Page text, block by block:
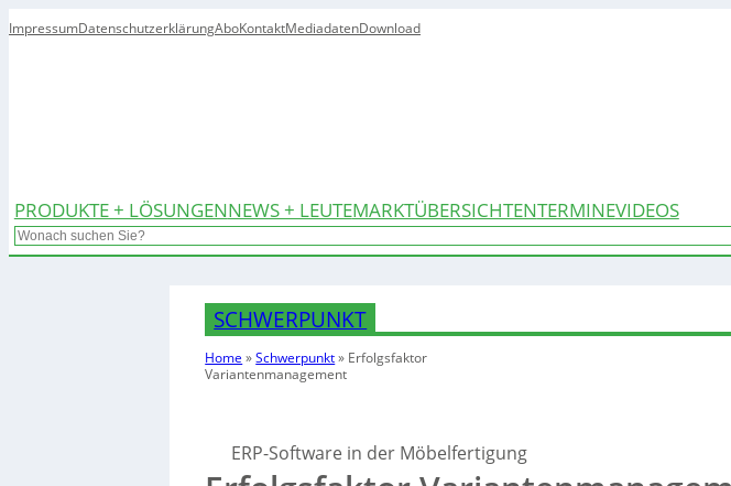
ImpressumDatenschutzerklärungAboKontaktMediadatenDownload
PRODUKTE + LÖSUNGENNEWS + LEUTEMARKTÜBERSICHTENTERMINEVIDEOS
Search
SCHWERPUNKT
Home »Schwerpunkt» Erfolgsfaktor
Variantenmanagement
ERP-Software in der Möbelfertigung